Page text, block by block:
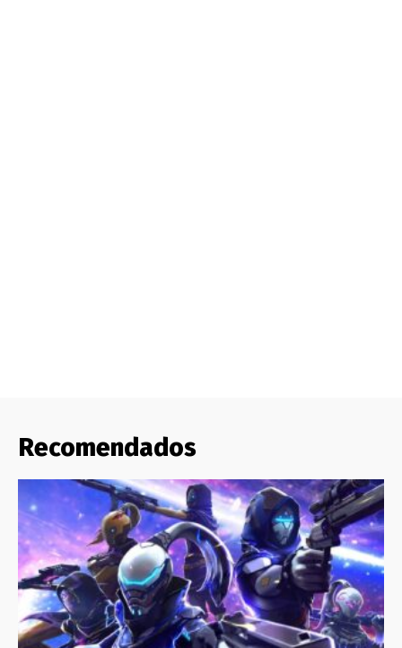
Recomendados